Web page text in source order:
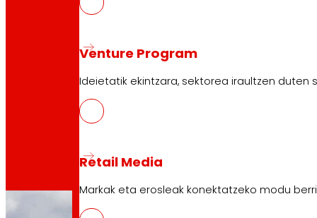
Venture Program
Ideietatik ekintzara, sektorea iraultzen
Retail Media
Markak eta erosleak konektatzeko modu